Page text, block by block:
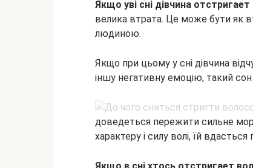
Якщо уві сні дівчина
велика втрата. Це може бути як
людиною.
Якщо при цьому у сні дівчина
іншу негативну емоцію, такий
доведеться пережити сильне
характеру і силу волі, їй